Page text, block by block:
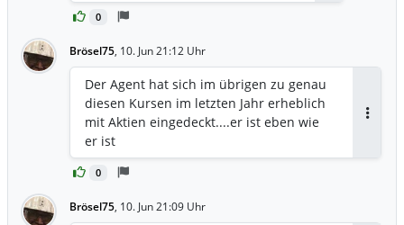
0
Brösel75, 10. Jun 21:12 Uhr
0
Der Agent hat sich im übrigen zu genau
diesen Kursen im letzten Jahr erheblich
mit Aktien eingedeckt....er ist eben wie
er ist
Brösel75, 10. Jun 21:09 Uhr